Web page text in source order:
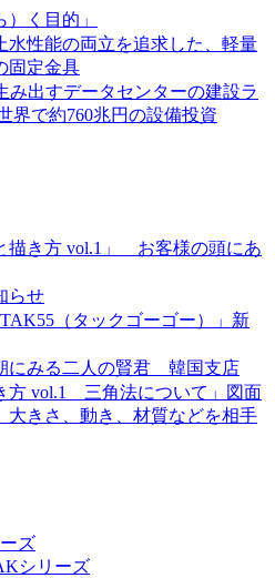
）く目的」
水性能の両立を追求した、軽量
固定金具
み出すデータセンターの建設ラ
界で約760兆円の設備投資
描き方 vol.1」 お客様の頭にあ
らせ
（タックゴーゴー）」新
にみる二人の賢君 韓国支店
方 vol.1 三角法について」図面
大きさ、動き、材質などを相手